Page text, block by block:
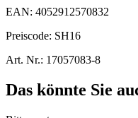
EAN: 4052912570832
Preiscode: SH16
Art. Nr.: 17057083-8
Das könnte Sie